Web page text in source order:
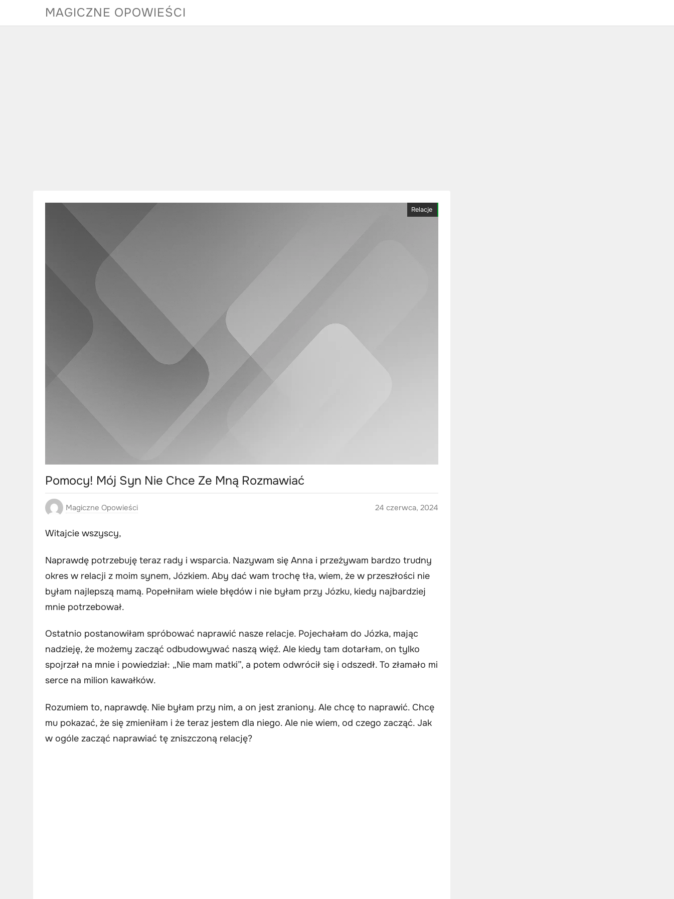
MAGICZNE OPOWIEŚCI
Relacje
Pomocy! Mój Syn Nie Chce Ze Mną Rozmawiać
Magiczne Opowieści 24 czerwca, 2024
Witajcie wszyscy,
Naprawdę potrzebuję teraz rady i wsparcia. Nazywam się Anna i przeżywam bardzo trudny
okres w relacji z moim synem, Józkiem. Aby dać wam trochę tła, wiem, że w przeszłości nie
byłam najlepszą mamą. Popełniłam wiele błędów i nie byłam przy Józku, kiedy najbardziej
mnie potrzebował.
Ostatnio postanowiłam spróbować naprawić nasze relacje. Pojechałam do Józka, mając
nadzieję, że możemy zacząć odbudowywać naszą więź. Ale kiedy tam dotarłam, on tylko
spojrzał na mnie i powiedział: „Nie mam matki”, a potem odwrócił się i odszedł. To złamało mi
serce na milion kawałków.
Rozumiem to, naprawdę. Nie byłam przy nim, a on jest zraniony. Ale chcę to naprawić. Chcę
mu pokazać, że się zmieniłam i że teraz jestem dla niego. Ale nie wiem, od czego zacząć. Jak
w ogóle zacząć naprawiać tę zniszczoną relację?